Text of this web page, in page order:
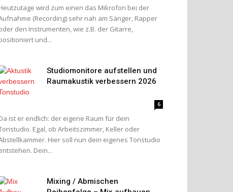
wird zum einen das Mikrofon bei der
(Recording) sehr nah am Sänger, Rapper
den Instrumenten, wie z.B. der Gitarre,
und...
Studiomonitore aufstellen und
Raumakustik verbessern 2026
6
ist er endlich: der eigene Raum für dein
Egal, ob Arbeitszimmer, Keller oder
Hier soll nun dein eigenes Tonstudio
Dein...
Mixing / Abmischen